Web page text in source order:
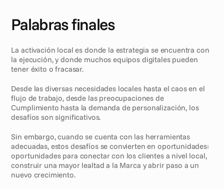
Palabras finales
La activación local es donde la estrategia se encuentra con
la ejecución, y donde muchos equipos digitales pueden
tener éxito o fracasar.
Desde las diversas necesidades locales hasta el caos en el
flujo de trabajo, desde las preocupaciones de
Cumplimiento hasta la demanda de personalización, los
desafíos son significativos.
Sin embargo, cuando se cuenta con las herramientas
adecuadas, estos desafíos se convierten en oportunidades:
oportunidades para conectar con los clientes a nivel local,
construir una mayor lealtad a la Marca y abrir paso a un
nuevo crecimiento.